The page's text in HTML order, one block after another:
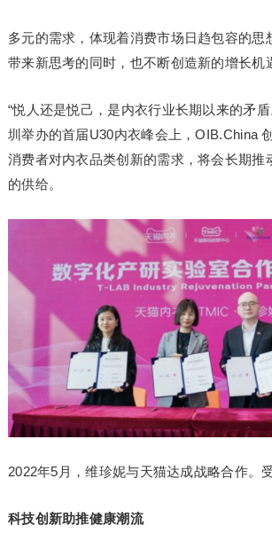
多元的需求，体现着消费市场日趋包容的思
带来新思考的同时，也不断创造新的增长机
“悦人还是悦己，是内衣行业长期以来的矛
圳举办的首届U30内衣峰会上，OIB.China
消费者对内衣品类创新的需求，将会长期推
的供给。
2022年5月，维珍妮与天猫达成战略合作。
科技创新助推健康潮流